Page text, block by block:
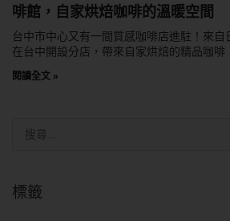
啡館，自家烘焙咖啡的溫暖空間
台中市中心又有一間質感咖啡店進駐！來
在台中開設分店，帶來自家烘焙的精品咖啡
閱讀全文 »
標籤